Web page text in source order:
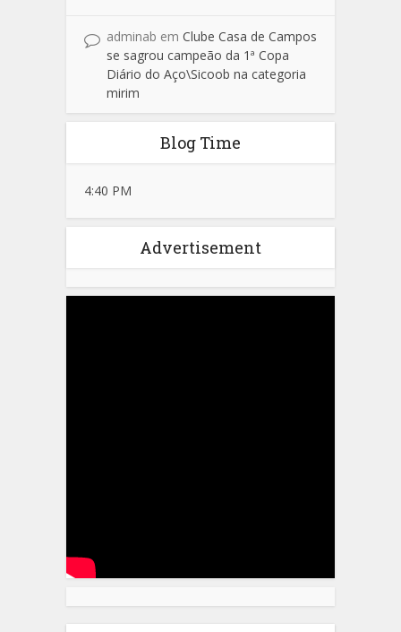
adminab em Clube Casa de Campos
se sagrou campeão da 1ª Copa
Diário do Aço\Sicoob na categoria
mirim
Blog Time
4:40 PM
Advertisement